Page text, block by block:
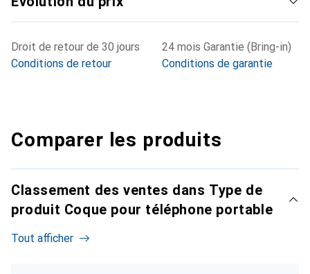
Droit de retour de 30 jours
Conditions de retour
24 mois Garantie (Bring-in)
Conditions de garantie
Comparer les produits
Classement des ventes dans Type de
produit Coque pour téléphone portable
Tout afficher